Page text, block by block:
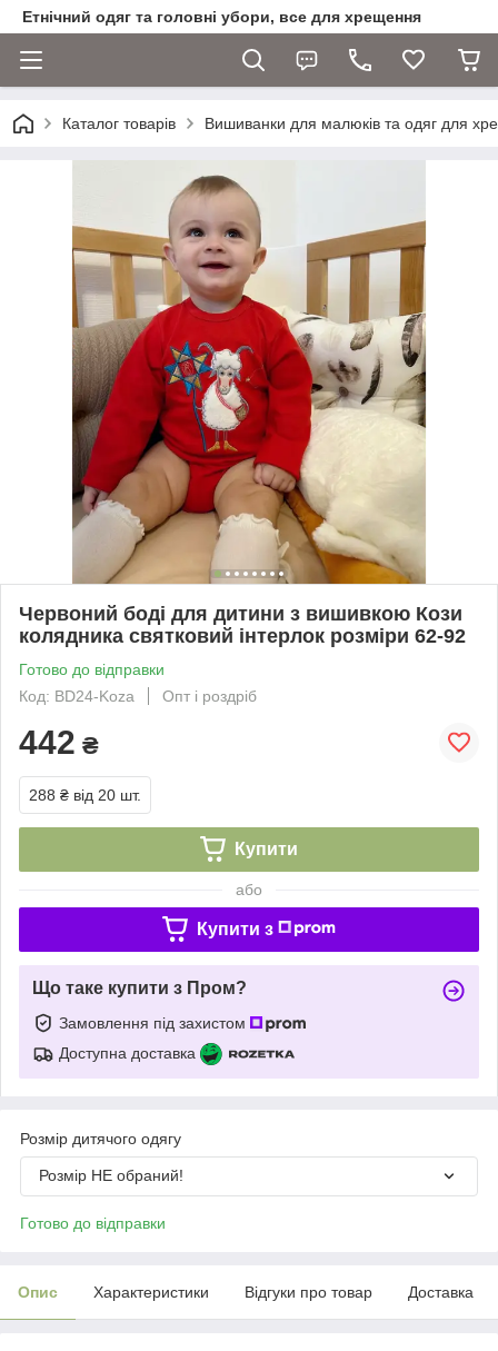
Етнічний одяг та головні убори, все для хрещення
Каталог товарів Вишиванки для малюків та одяг для
Червоний боді для дитини з вишивкою Кози
колядника святковий інтерлок розміри 62-92
Готово до відправки
Код: BD24-Koza
Опт і роздріб
442 ₴
288 ₴ від 20 шт.
Купити
або
Купити з
Що таке купити з Пром?
Замовлення під захистом
Доступна доставка
Розмір дитячого одягу
Розмір НЕ обраний!
Готово до відправки
Опис Характеристики Відгуки про товар Доставка